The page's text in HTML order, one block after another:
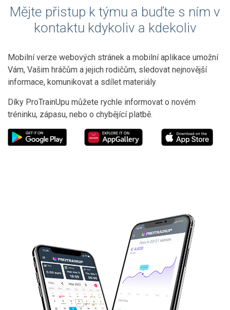
Mějte přistup k týmu a buďte s ním v
kontaktu kdykoliv a kdekoliv
Mobilní verze webových stránek a mobilní aplikace umožní
Vám, Vašim hráčům a jejich rodičům, sledovat nejnovější
informace, komunikovat a sdílet materiály
Díky ProTrainUpu můžete rychle informovat o novém
tréninku, zápasu, nebo o chybějící platbě.